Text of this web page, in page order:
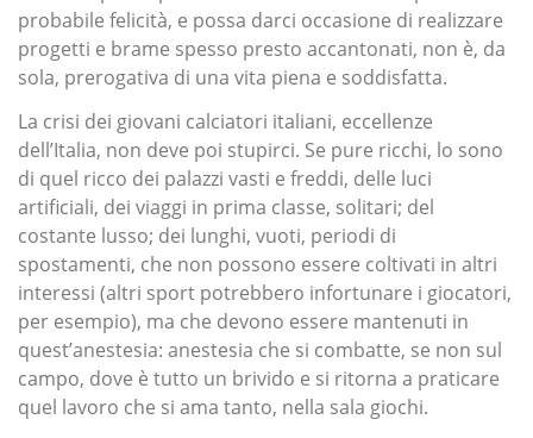
probabile felicità, e possa darci occasione di realizzare
progetti e brame spesso presto accantonati, non è, da
sola, prerogativa di una vita piena e soddisfatta.
La crisi dei giovani calciatori italiani, eccellenze
dell’Italia, non deve poi stupirci. Se pure ricchi, lo sono
di quel ricco dei palazzi vasti e freddi, delle luci
artificiali, dei viaggi in prima classe, solitari; del
costante lusso; dei lunghi, vuoti, periodi di
spostamenti, che non possono essere coltivati in altri
interessi (altri sport potrebbero infortunare i giocatori,
per esempio), ma che devono essere mantenuti in
quest’anestesia: anestesia che si combatte, se non sul
campo, dove è tutto un brivido e si ritorna a praticare
quel lavoro che si ama tanto, nella sala giochi.